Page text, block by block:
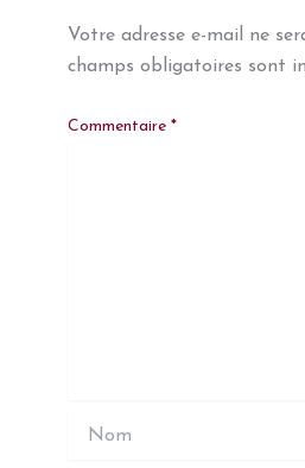
Votre adresse e-mail ne
champs obligatoires sont
Commentaire *
Nom